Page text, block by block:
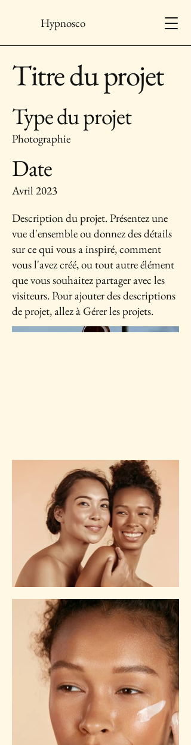
Hypnosco
Titre du projet
Type du projet
Photographie
Date
Avril 2023
Description du projet. Présentez une
vue d'ensemble ou donnez des détails
sur ce qui vous a inspiré, comment
vous l'avez créé, ou tout autre élément
que vous souhaitez partager avec les
visiteurs. Pour ajouter des descriptions
de projet, allez à Gérer les projets.